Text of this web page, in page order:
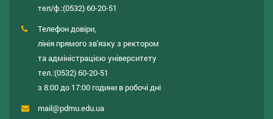
тел/ф.:(0532) 60-20-51
Телефон довіри,
лінія прямого зв'язку з ректором
та адміністрацією університету
тел.:(0532) 60-20-51
з 8:00 до 17:00 години в робочі дні
mail@pdmu.edu.ua